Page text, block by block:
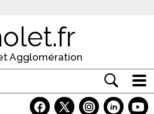
Agglomération